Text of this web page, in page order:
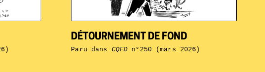
DÉTOURNEMENT DE FOND
Paru dans CQFD n°250 (mars 2026)